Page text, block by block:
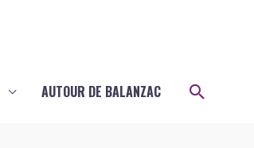
AUTOUR DE BALANZAC